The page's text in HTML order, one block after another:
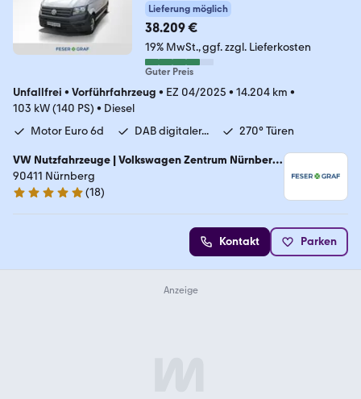
Lieferung möglich
38.209 €
19% MwSt. ggf. zzgl. Lieferkosten
Guter Preis
Unfallfrei • Vorführfahrzeug • EZ 04/2025 • 14.204 km •
103 kW (140 PS) • Diesel
Motor Euro 6d
DAB digitaler... 270° Türen
VW Nutzfahrzeuge | Volkswagen Zentrum Nürnberg
- Marienberg GmbH
90411 Nürnberg
4.9 Sterne
(18)
Kontakt Parken